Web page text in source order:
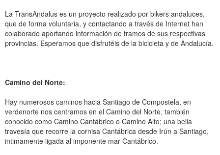
La TransAndalus es un proyecto realizado por bikers andaluces,
que de forma voluntaria, y contactando a través de Internet han
colaborado aportando información de tramos de sus respectivas
provincias. Esperamos que disfrutéis de la bicicleta y de Andalucía.
Camino del Norte:
Hay numerosos caminos hacia Santiago de Compostela, en
verdenorte nos centramos en el Camino del Norte, también
conocido como Camino Cantábrico o Camino Alto; una bella
travesía que recorre la cornisa Cantábrica desde Irún a Santiago,
intimamente ligada al imponente mar Cantábrico.